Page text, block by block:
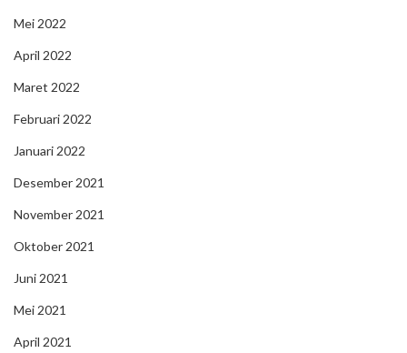
Mei 2022
April 2022
Maret 2022
Februari 2022
Januari 2022
Desember 2021
November 2021
Oktober 2021
Juni 2021
Mei 2021
April 2021